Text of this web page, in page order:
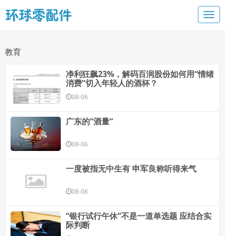
教育
净利狂飙23%，解码百润股份如何用“情绪
消费”切入年轻人的酒杯？
08-06
广东的“酒量”
08-06
一度被指无中生有 申军良称听得来气
08-06
“银行试行午休”不是一道单选题 应结合实
际判断